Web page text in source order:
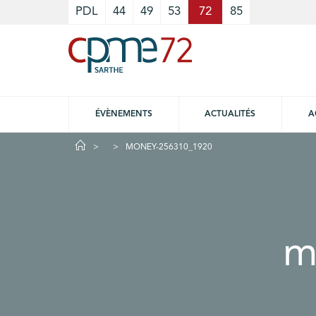
PDL 44 49 53 72 85
ÉVÈNEMENTS ACTUALITÉS
MONEY-256310_1920
Cookies management panel